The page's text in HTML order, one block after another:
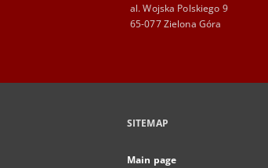
al. Wojska Polskiego 9
65-077 Zielona Góra
SITEMAP
Main page